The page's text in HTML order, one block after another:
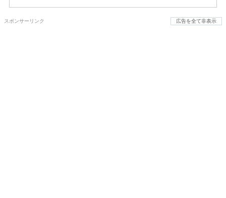
スポンサーリンク 広告を全て非表示